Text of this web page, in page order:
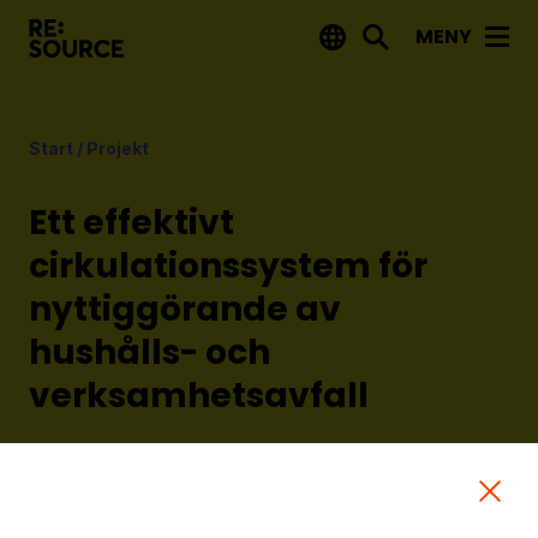
MENY
Rapporter från RE:Source
Finansiering
Start / Projekt
Ett effektivt
cirkulationssystem för
nyttiggörande av
hushålls- och
verksamhetsavfall